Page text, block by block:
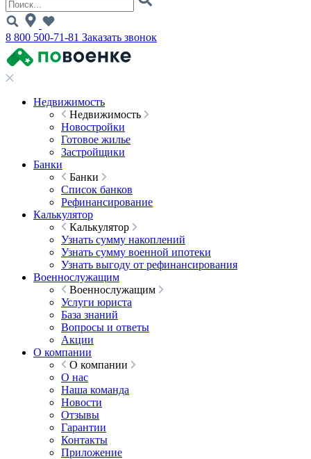
8 800 500-71-81 Заказать звонок
Недвижимость
Недвижимость
Новостройки
Готовое жилье
Застройщики
Банки
Банки
Список банков
Рефинансирование
Калькулятор
Калькулятор
Узнать сумму накоплений
Узнать сумму военной ипотеки
Узнать выгоду от рефинансирования
Военнослужащим
Военнослужащим
Услуги юриста
База знаний
Вопросы и ответы
Акции
О компании
О компании
О нас
Наша команда
Новости
Отзывы
Гарантии
Контакты
Приложение